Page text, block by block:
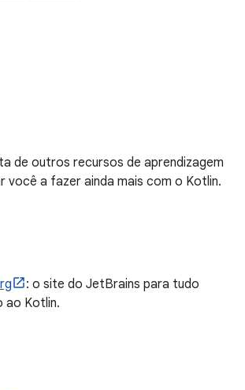
de outros recursos de aprendizagem
você a fazer ainda mais com o Kotlin.
: o site do JetBrains para tudo
ao Kotlin.